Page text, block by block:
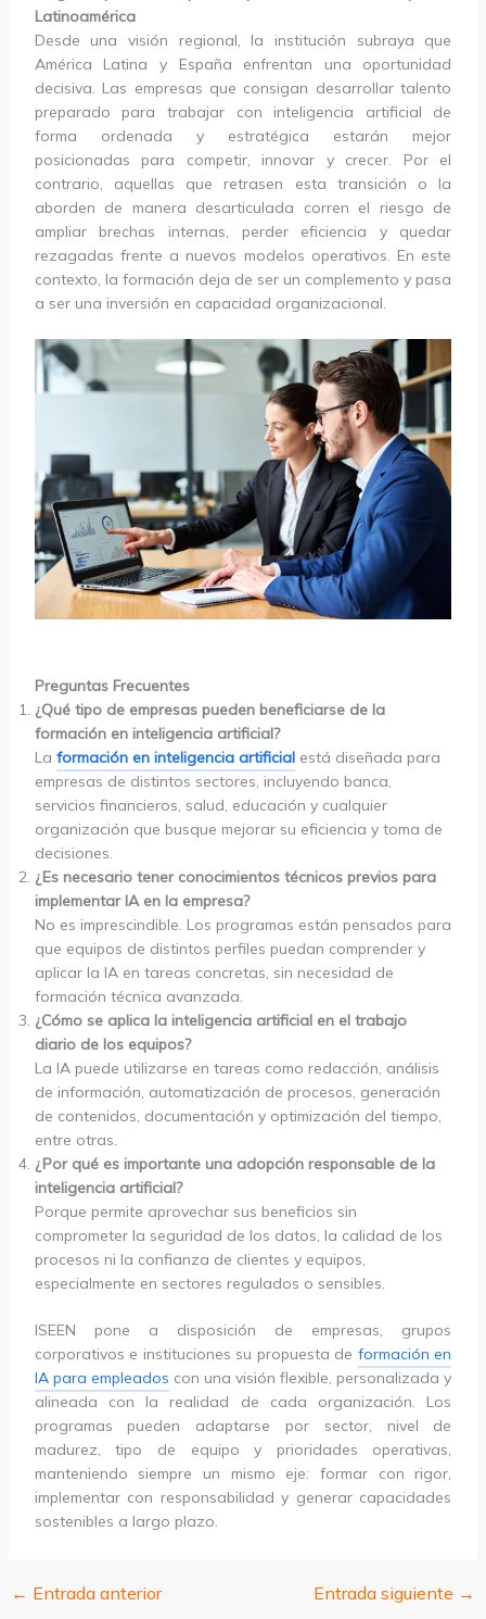
Latinoamérica
Desde una visión regional, la institución subraya que
América Latina y España enfrentan una oportunidad
decisiva. Las empresas que consigan desarrollar talento
preparado para trabajar con inteligencia artificial de
forma ordenada y estratégica estarán mejor
posicionadas para competir, innovar y crecer. Por el
contrario, aquellas que retrasen esta transición o la
aborden de manera desarticulada corren el riesgo de
ampliar brechas internas, perder eficiencia y quedar
rezagadas frente a nuevos modelos operativos. En este
contexto, la formación deja de ser un complemento y pasa
a ser una inversión en capacidad organizacional.
Preguntas Frecuentes
¿Qué tipo de empresas pueden beneficiarse de la
formación en inteligencia artificial?
La formación en inteligencia artificialestá diseñada para
empresas de distintos sectores, incluyendo banca,
servicios financieros, salud, educación y cualquier
organización que busque mejorar su eficiencia y toma de
decisiones.
¿Es necesario tener conocimientos técnicos previos para
implementar IA en la empresa?
No es imprescindible. Los programas están pensados para
que equipos de distintos perfiles puedan comprender y
aplicar la IA en tareas concretas, sin necesidad de
formación técnica avanzada.
¿Cómo se aplica la inteligencia artificial en el trabajo
diario de los equipos?
La IA puede utilizarse en tareas como redacción, análisis
de información, automatización de procesos, generación
de contenidos, documentación y optimización del tiempo,
entre otras.
¿Por qué es importante una adopción responsable de la
inteligencia artificial?
Porque permite aprovechar sus beneficios sin
comprometer la seguridad de los datos, la calidad de los
procesos ni la confianza de clientes y equipos,
especialmente en sectores regulados o sensibles.
ISEEN pone a disposición de empresas, grupos
corporativos e instituciones su propuesta de formación en
IA para empleados con una visión flexible, personalizada y
alineada con la realidad de cada organización. Los
programas pueden adaptarse por sector, nivel de
madurez, tipo de equipo y prioridades operativas,
manteniendo siempre un mismo eje: formar con rigor,
implementar con responsabilidad y generar capacidades
sostenibles a largo plazo.
← Entrada anterior Entrada siguiente →